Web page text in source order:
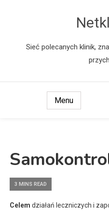
Sieć polecanych klinik,
Menu
3 MINS READ
Celem działań leczniczych i